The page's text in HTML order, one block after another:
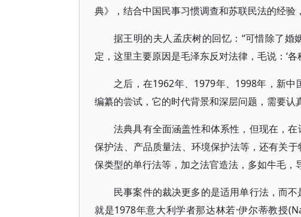
典》，结合中国民事习惯调查和苏联民法的经验
据王明的夫人孟庆树的回忆：“可惜除了
定，这里主要原因是毛泽东反对法律，毛说：‘
之后，在1962年、1979年、1998年，新
编纂的尝试，它的时代背景和深层问题，需要认
法典具有全面涵盖性和体系性，但现在，
保护法、产品质量法、环境保护法等，还有关
保类型的单行法等，加之法官造法，多如牛毛，
民事案件的裁决更多的是适用单行法，而
就是1978年意大利学者那达林若·伊尔蒂教授